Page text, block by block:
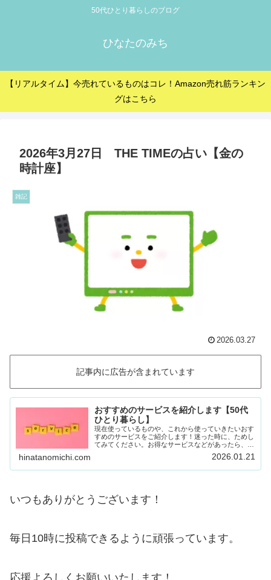
50代ひとり暮らしのブログ
ひなたのみち
【リアルタイム】今売れているものはコレ！Amazon売れ筋ランキン
グはこちら
2026年3月27日 THE TIMEの占い【金の
時計座】
雑記
2026.03.27
記事内に広告が含まれています
おすすめのサービスを紹介します【50代
ひとり暮らし】
現在使っているものや、これから使っていきたいおす
すめのサービスをご紹介します！迷った時に、ためし
てみてください。お得なサービスなどがあったら、随
時載せていきます！Amazon prime (アマゾンプラ
イム) 30日間の無料体験ができます。…
hinatanomichi.com 2026.01.21
いつもありがとうございます！
毎日10時に投稿できるように頑張っています。
応援よろしくお願いいたします！